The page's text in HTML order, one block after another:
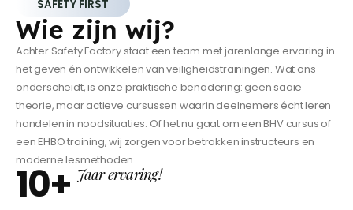
SAFETY FIRST
Wie zijn wij?
Achter Safety Factory staat een team met jarenlange ervaring in
het geven én ontwikkelen van veiligheidstrainingen. Wat ons
onderscheidt, is onze praktische benadering: geen saaie
theorie, maar actieve cursussen waarin deelnemers écht leren
handelen in noodsituaties. Of het nu gaat om een BHV cursus of
een EHBO training, wij zorgen voor betrokken instructeurs en
moderne lesmethoden.
10+ Jaar ervaring!